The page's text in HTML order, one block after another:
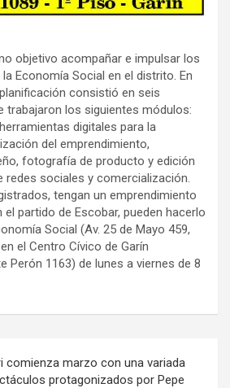
objetivo acompañar e impulsar los
Economía Social en el distrito. En
consistió en seis
trabajaron los siguientes módulos:
digitales para la
del emprendimiento,
fotografía de producto y edición
redes sociales y comercialización.
tengan un emprendimiento
el partido de Escobar, pueden hacerlo
Social (Av. 25 de Mayo 459,
el Centro Cívico de Garín
Perón 1163) de lunes a viernes de 8
comienza marzo con una variada
protagonizados por Pepe